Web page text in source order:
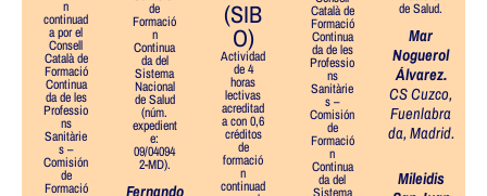
n
continuad
a por el
Consell
Català de
Formació
Continua
da de les
Professio
ns
Sanitàrie
s –
Comisión
de
Formació
de
Formació
n
Continua
da del
Sistema
Nacional
de Salud
(núm.
expedient
e:
09/04094
2-MD).
(SIB
O)
Actividad
de 4
horas
lectivas
acreditad
a con 0,6
créditos
de
formació
n
continuad
Català de
Formació
Continua
da de les
Professio
ns
Sanitàrie
s –
Comisión
de
Formació
n
Continua
da del
de Salud.
Mar
Noguerol
Álvarez.
CS Cuzco,
Fuenlabra
da, Madrid.
Mileidis